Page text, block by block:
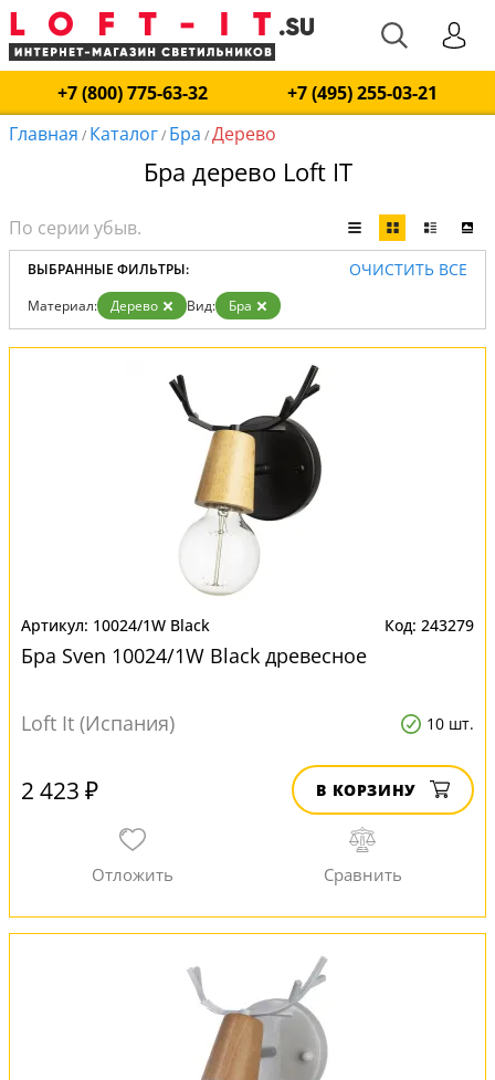
+7 (800) 775-63-32
+7 (495) 255-03-21
Главная / Каталог/ Бра /Дерево
Бра дерево Loft IT
ВЫБРАННЫЕ ФИЛЬТРЫ: ОЧИСТИТЬ ВСЕ
Материал: Дерево Вид: Бра
10024/1W Black 243279
Бра Sven 10024/1W Black древесное
Loft It (Испания) 10 шт.
2 423 ₽ В КОРЗИНУ